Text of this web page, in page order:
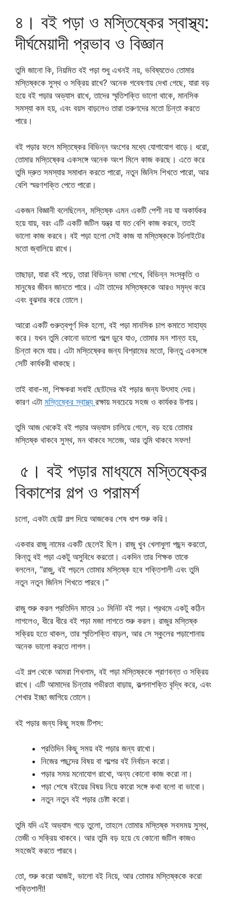
৪। বই পড়া ও মস্তিষ্কের স্বাস্থ্য:
দীর্ঘমেয়াদী প্রভাব ও বিজ্ঞান
তুমি জানো কি, নিয়মিত বই পড়া শুধু এখনই নয়, ভবিষ্যতেও তোমার
মস্তিষ্ককে সুস্থ ও সক্রিয় রাখে? অনেক গবেষণায় দেখা গেছে, যারা বড়
হয়ে বই পড়ার অভ্যাস রাখে, তাদের স্মৃতিশক্তি ভালো থাকে, মানসিক
সমস্যা কম হয়, এবং বয়স বাড়লেও তারা তরুণদের মতো চিন্তা করতে
পারে।
বই পড়ার ফলে মস্তিষ্কের বিভিন্ন অংশের মধ্যে যোগাযোগ বাড়ে। ধরো,
তোমার মস্তিষ্কের একসঙ্গে অনেক অংশ মিলে কাজ করছে। এতে করে
তুমি দ্রুত সমস্যার সমাধান করতে পারো, নতুন জিনিস শিখতে পারো, আর
বেশি স্মরণশক্তি পেতে পারো।
একজন বিজ্ঞানী বলেছিলেন, মস্তিষ্ক এমন একটি পেশী নয় যা অকার্যকর
হয়ে যায়, বরং এটি একটি জটিল যন্ত্র যা যত বেশি কাজ করবে, ততই
ভালো কাজ করবে। বই পড়া হলো সেই কাজ যা মস্তিষ্ককে টর্চলাইটের
মতো জ্বালিয়ে রাখে।
তাছাড়া, যারা বই পড়ে, তারা বিভিন্ন ভাষা শেখে, বিভিন্ন সংস্কৃতি ও
মানুষের জীবন জানতে পারে। এটা তাদের মস্তিষ্ককে আরও সমৃদ্ধ করে
এবং বুঝদার করে তোলে।
আরো একটি গুরুত্বপূর্ণ দিক হলো, বই পড়া মানসিক চাপ কমাতে সাহায্য
করে। যখন তুমি কোনো ভালো গল্পে ডুবে যাও, তোমার মন শান্ত হয়,
চিন্তা কমে যায়। এটা মস্তিষ্কের জন্য বিশ্রামের মতো, কিন্তু একসঙ্গে
সেটি কার্যকরী থাকছে।
তাই বাবা-মা, শিক্ষকরা সবাই ছোটদের বই পড়ার জন্য উৎসাহ দেয়।
কারণ এটা মস্তিষ্কের স্বাস্থ্য রক্ষায় সবচেয়ে সহজ ও কার্যকর উপায়।
তুমি আজ থেকেই বই পড়ার অভ্যাস চালিয়ে গেলে, বড় হয়ে তোমার
মস্তিষ্ক থাকবে সুস্থ, মন থাকবে সতেজ, আর তুমি থাকবে সফল!
৫। বই পড়ার মাধ্যমে মস্তিষ্কের
বিকাশের গল্প ও পরামর্শ
চলো, একটা ছোট্ট গল্প দিয়ে আজকের শেষ ধাপ শুরু করি।
একবার রাজু নামের একটি ছেলেই ছিল। রাজু খুব খেলাধুলা পছন্দ করতো,
কিন্তু বই পড়া একটু অসুবিধে করতো। একদিন তার শিক্ষক তাকে
বললেন, “রাজু, বই পড়লে তোমার মস্তিষ্ক হবে শক্তিশালী এবং তুমি
নতুন নতুন জিনিস শিখতে পারবে।”
রাজু শুরু করল প্রতিদিন মাত্র ১০ মিনিট বই পড়া। প্রথমে একটু কঠিন
লাগলেও, ধীরে ধীরে বই পড়া মজা লাগতে শুরু করল। রাজুর মস্তিষ্ক
সক্রিয় হতে থাকল, তার স্মৃতিশক্তি বাড়ল, আর সে স্কুলের পড়াশোনায়
অনেক ভালো করতে লাগল।
এই গল্প থেকে আমরা শিখলাম, বই পড়া মস্তিষ্ককে প্রাণবন্ত ও সক্রিয়
রাখে। এটি আমাদের চিন্তার গভীরতা বাড়ায়, কল্পনাশক্তি বৃদ্ধি করে, এবং
শেখার ইচ্ছা জাগিয়ে তোলে।
বই পড়ার জন্য কিছু সহজ টিপস:
প্রতিদিন কিছু সময় বই পড়ার জন্য রাখো।
নিজের পছন্দের বিষয় বা গল্পের বই নির্বাচন করো।
পড়ার সময় মনোযোগ রাখো, অন্য কোনো কাজ করো না।
পড়া শেষে বইয়ের বিষয় নিয়ে কারো সঙ্গে কথা বলো বা ভাবো।
নতুন নতুন বই পড়ার চেষ্টা করো।
তুমি যদি এই অভ্যাস গড়ে তুলো, তাহলে তোমার মস্তিষ্ক সবসময় সুস্থ,
তেজী ও সক্রিয় থাকবে। আর তুমি বড় হয়ে যে কোনো জটিল কাজও
সহজেই করতে পারবে।
তো, শুরু করো আজই, ভালো বই নিয়ে, আর তোমার মস্তিষ্ককে করো
শক্তিশালী!